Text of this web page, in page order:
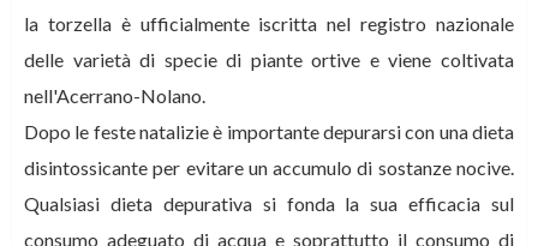
la torzella è ufficialmente iscritta nel registro nazionale
delle varietà di specie di piante ortive e viene coltivata
nell'Acerrano-Nolano.
Dopo le feste natalizie è importante depurarsi con una dieta
disintossicante per evitare un accumulo di sostanze nocive.
Qualsiasi dieta depurativa si fonda la sua efficacia sul
consumo adeguato di acqua e soprattutto il consumo di